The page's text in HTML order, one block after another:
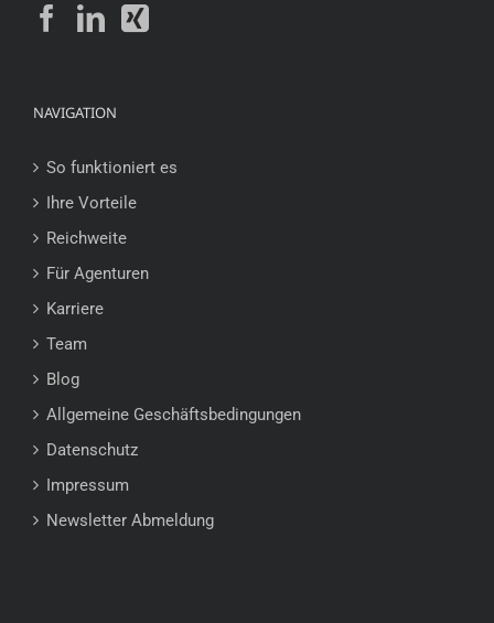
NAVIGATION
So funktioniert es
Ihre Vorteile
Reichweite
Für Agenturen
Karriere
Team
Blog
Allgemeine Geschäftsbedingungen
Datenschutz
Impressum
Newsletter Abmeldung